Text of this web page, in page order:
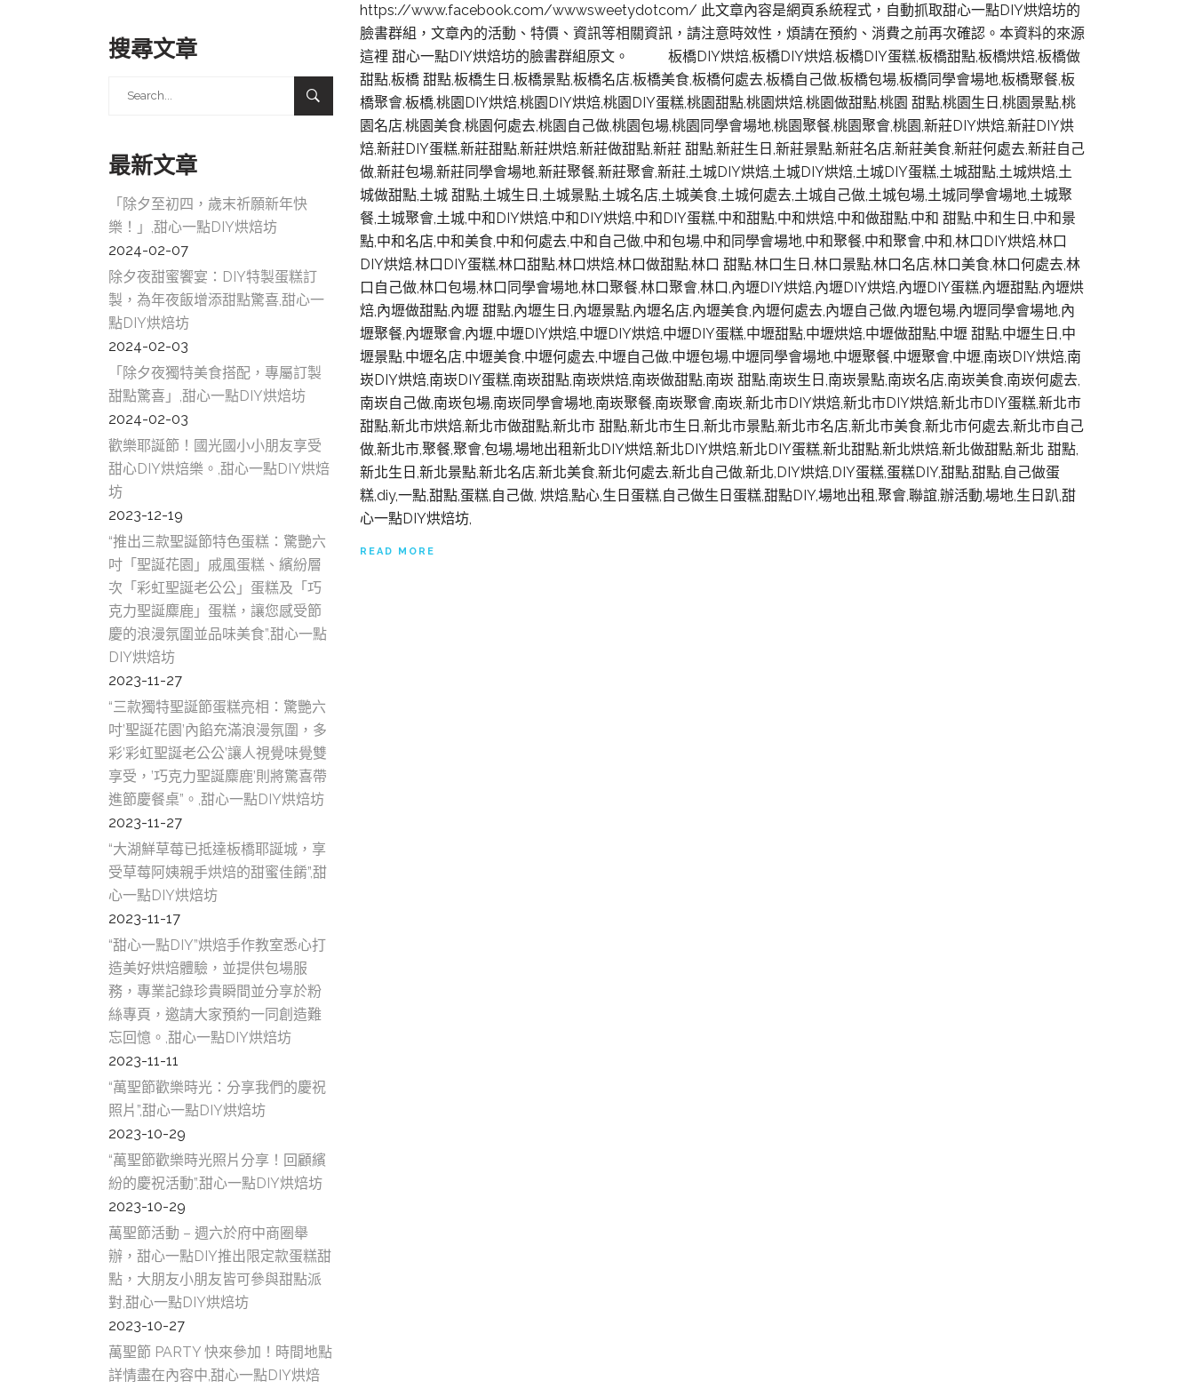
https://www.facebook.com/wwwsweetydotcom/ 此文章內容是網頁系統程式，自動抓取甜心一點DIY烘焙坊的
臉書群組，文章內的活動、特價、資訊等相關資訊，請注意時效性，煩請在預約、消費之前再次確認。本資料的來源
這裡 甜心一點DIY烘焙坊的臉書群組原文。 板橋DIY烘焙,板橋DIY烘焙,板橋DIY蛋糕,板橋甜點,板橋烘焙,板橋做
甜點,板橋 甜點,板橋生日,板橋景點,板橋名店,板橋美食,板橋何處去,板橋自己做,板橋包場,板橋同學會場地,板橋聚餐,板
橋聚會,板橋,桃園DIY烘焙,桃園DIY烘焙,桃園DIY蛋糕,桃園甜點,桃園烘焙,桃園做甜點,桃園 甜點,桃園生日,桃園景點,桃
園名店,桃園美食,桃園何處去,桃園自己做,桃園包場,桃園同學會場地,桃園聚餐,桃園聚會,桃園,新莊DIY烘焙,新莊DIY烘
焙,新莊DIY蛋糕,新莊甜點,新莊烘焙,新莊做甜點,新莊 甜點,新莊生日,新莊景點,新莊名店,新莊美食,新莊何處去,新莊自己
做,新莊包場,新莊同學會場地,新莊聚餐,新莊聚會,新莊,土城DIY烘焙,土城DIY烘焙,土城DIY蛋糕,土城甜點,土城烘焙,土
城做甜點,土城 甜點,土城生日,土城景點,土城名店,土城美食,土城何處去,土城自己做,土城包場,土城同學會場地,土城聚
餐,土城聚會,土城,中和DIY烘焙,中和DIY烘焙,中和DIY蛋糕,中和甜點,中和烘焙,中和做甜點,中和 甜點,中和生日,中和景
點,中和名店,中和美食,中和何處去,中和自己做,中和包場,中和同學會場地,中和聚餐,中和聚會,中和,林口DIY烘焙,林口
DIY烘焙,林口DIY蛋糕,林口甜點,林口烘焙,林口做甜點,林口 甜點,林口生日,林口景點,林口名店,林口美食,林口何處去,林
口自己做,林口包場,林口同學會場地,林口聚餐,林口聚會,林口,內壢DIY烘焙,內壢DIY烘焙,內壢DIY蛋糕,內壢甜點,內壢烘
焙,內壢做甜點,內壢 甜點,內壢生日,內壢景點,內壢名店,內壢美食,內壢何處去,內壢自己做,內壢包場,內壢同學會場地,內
壢聚餐,內壢聚會,內壢,中壢DIY烘焙,中壢DIY烘焙,中壢DIY蛋糕,中壢甜點,中壢烘焙,中壢做甜點,中壢 甜點,中壢生日,中
壢景點,中壢名店,中壢美食,中壢何處去,中壢自己做,中壢包場,中壢同學會場地,中壢聚餐,中壢聚會,中壢,南崁DIY烘焙,南
崁DIY烘焙,南崁DIY蛋糕,南崁甜點,南崁烘焙,南崁做甜點,南崁 甜點,南崁生日,南崁景點,南崁名店,南崁美食,南崁何處去,
南崁自己做,南崁包場,南崁同學會場地,南崁聚餐,南崁聚會,南崁,新北市DIY烘焙,新北市DIY烘焙,新北市DIY蛋糕,新北市
甜點,新北市烘焙,新北市做甜點,新北市 甜點,新北市生日,新北市景點,新北市名店,新北市美食,新北市何處去,新北市自己
做,新北市,聚餐,聚會,包場,場地出租新北DIY烘焙,新北DIY烘焙,新北DIY蛋糕,新北甜點,新北烘焙,新北做甜點,新北 甜點,
新北生日,新北景點,新北名店,新北美食,新北何處去,新北自己做,新北,DIY烘焙,DIY蛋糕,蛋糕DIY,甜點,甜點,自己做蛋
糕,diy,一點,甜點,蛋糕,自己做, 烘焙,點心,生日蛋糕,自己做生日蛋糕,甜點DIY,場地出租,聚會,聯誼,辦活動,場地,生日趴,甜
心一點DIY烘焙坊,
READ MORE
搜尋文章
最新文章
「除夕至初四，歲末祈願新年快
樂！」,甜心一點DIY烘焙坊
2024-02-07
除夕夜甜蜜饗宴：DIY特製蛋糕訂
製，為年夜飯增添甜點驚喜,甜心一
點DIY烘焙坊
2024-02-03
「除夕夜獨特美食搭配，專屬訂製
甜點驚喜」,甜心一點DIY烘焙坊
2024-02-03
歡樂耶誕節！國光國小小朋友享受
甜心DIY烘焙樂。,甜心一點DIY烘焙
坊
2023-12-19
“推出三款聖誕節特色蛋糕：驚艷六
吋「聖誕花園」戚風蛋糕、繽紛層
次「彩虹聖誕老公公」蛋糕及「巧
克力聖誕麋鹿」蛋糕，讓您感受節
慶的浪漫氛圍並品味美食”,甜心一點
DIY烘焙坊
2023-11-27
“三款獨特聖誕節蛋糕亮相：驚艷六
吋’聖誕花園’內餡充滿浪漫氛圍，多
彩’彩虹聖誕老公公’讓人視覺味覺雙
享受，’巧克力聖誕麋鹿’則將驚喜帶
進節慶餐桌”。,甜心一點DIY烘焙坊
2023-11-27
“大湖鮮草莓已抵達板橋耶誕城，享
受草莓阿姨親手烘焙的甜蜜佳餚”,甜
心一點DIY烘焙坊
2023-11-17
“甜心一點DIY”烘焙手作教室悉心打
造美好烘焙體驗，並提供包場服
務，專業記錄珍貴瞬間並分享於粉
絲專頁，邀請大家預約一同創造難
忘回憶。,甜心一點DIY烘焙坊
2023-11-11
“萬聖節歡樂時光：分享我們的慶祝
照片”,甜心一點DIY烘焙坊
2023-10-29
“萬聖節歡樂時光照片分享！回顧繽
紛的慶祝活動”,甜心一點DIY烘焙坊
2023-10-29
萬聖節活動 – 週六於府中商圈舉
辦，甜心一點DIY推出限定款蛋糕甜
點，大朋友小朋友皆可參與甜點派
對,甜心一點DIY烘焙坊
2023-10-27
萬聖節 PARTY 快來參加！時間地點
詳情盡在內容中,甜心一點DIY烘焙